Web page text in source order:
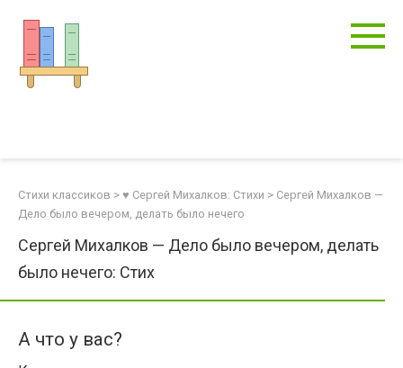
контенту
Стихи классиков > ♥ Сергей Михалков: Стихи > Сергей Михалков —
Дело было вечером, делать было нечего
Сергей Михалков — Дело было вечером, делать
было нечего: Стих
А что у вас?